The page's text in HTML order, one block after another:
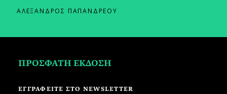
ΑΛΕΞΑΝΔΡΟΣ ΠΑΠΑΝΔΡΕΟΥ
ΠΡΟΣΦΑΤΗ ΕΚΔΟΣΗ
ΕΓΓΡΑΦΕΙΤΕ ΣΤΟ NEWSLETTER